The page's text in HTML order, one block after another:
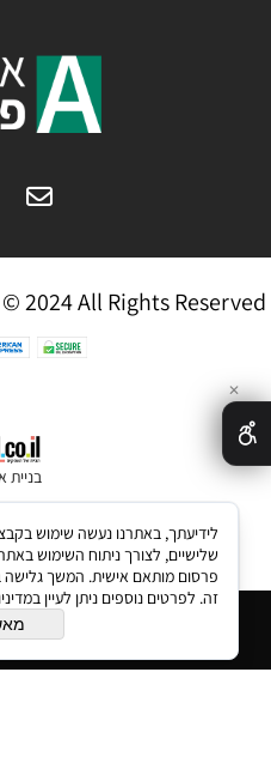
© 2024 All Rights Reserved
בניית
✕
שלישיים, לצורך ניתוח השימוש
פרסום מותאם אישית. המשך
זה. לפרטים נוספים ניתן לעיין